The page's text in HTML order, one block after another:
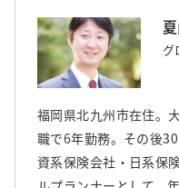
グ
福岡県北九州市在住。
職で6年勤務。その後
資系保険会社・日系保